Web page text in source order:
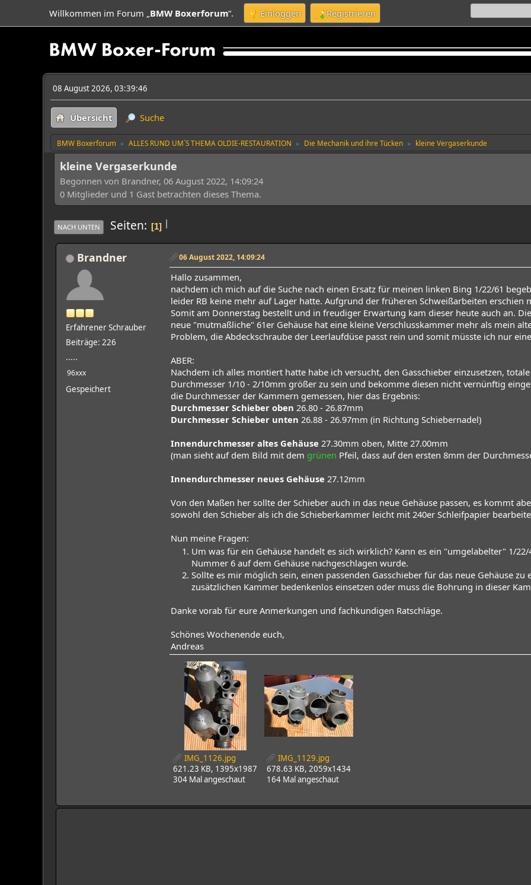
Willkommen im Forum „BMW Boxerforum“. Einloggen Registrieren
08 August 2026, 03:39:46
Übersicht Suche
BMW Boxerforum ► ALLES RUND UM´S THEMA OLDIE-RESTAURATION ► Die Mechanik und ihre Tücken ► kleine Vergaserkunde
kleine Vergaserkunde
Begonnen von Brandner, 06 August 2022, 14:09:24
0 Mitglieder und 1 Gast betrachten dieses Thema.
|
NACH UNTEN Seiten 1
Brandner
Erfahrener Schrauber
Beiträge: 226
.....
96xxx
Gespeichert
06 August 2022, 14:09:24
Hallo zusammen,
nachdem ich mich auf die Suche nach einen Ersatz für meinen linken Bing 1/22/61
leider RB keine mehr auf Lager hatte. Aufgrund der früheren Schweißarbeiten erschien
Somit am Donnerstag bestellt und in freudiger Erwartung kam dieser heute auch an.
neue "mutmaßliche" 61er Gehäuse hat eine kleine Verschlusskammer mehr als mein
Problem, die Abdeckschraube der Leerlaufdüse passt rein und somit müsste ich nur
ABER:
Nachdem ich alles montiert hatte habe ich versucht, den Gasschieber einzusetzen,
Durchmesser 1/10 - 2/10mm größer zu sein und bekomme diesen nicht vernünftig
die Durchmesser der Kammern gemessen, hier das Ergebnis:
Durchmesser Schieber oben 26.80 - 26.87mm
Durchmesser Schieber unten 26.88 - 26.97mm (in Richtung Schiebernadel)
Innendurchmesser altes Gehäuse 27.30mm oben, Mitte 27.00mm
(man sieht auf dem Bild mit dem grünen Pfeil, dass auf den ersten 8mm der
Innendurchmesser neues Gehäuse 27.12mm
Von den Maßen her sollte der Schieber auch in das neue Gehäuse passen, es kommt
sowohl den Schieber als ich die Schieberkammer leicht mit 240er Schleifpapier
Nun meine Fragen:
Um was für ein Gehäuse handelt es sich wirklich? Kann es ein "umgelabelter" 1/
Nummer 6 auf dem Gehäuse nachgeschlagen wurde.
Sollte es mir möglich sein, einen passenden Gasschieber für das neue Gehäuse
zusätzlichen Kammer bedenkenlos einsetzen oder muss die Bohrung in dieser
Danke vorab für eure Anmerkungen und fachkundigen Ratschläge.
Schönes Wochenende euch,
Andreas
IMG_1126.jpg
621.23 KB, 1395x1987
304 Mal angeschaut
IMG_1129.jpg
678.63 KB, 2059x1434
164 Mal angeschaut